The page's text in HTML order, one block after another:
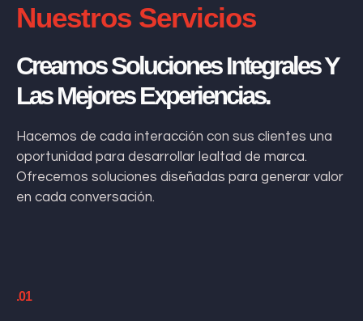
Nuestros Servicios
Creamos Soluciones Integrales Y
Las Mejores Experiencias.
Hacemos de cada interacción con sus clientes una
oportunidad para desarrollar lealtad de marca.
Ofrecemos soluciones diseñadas para generar valor
en cada conversación.
.01